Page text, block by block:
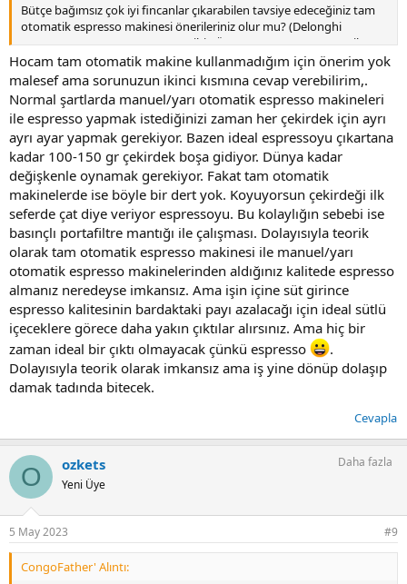
Bütçe bağımsız çok iyi fincanlar çıkarabilen tavsiye edeceğiniz tam
otomatik espresso makinesi önerileriniz olur mu? (Delonghi
Maestosa EPAM960.75.GLM vs gibi). Üst segment tam otomatik
espresso makineleri kullanıldığı durumda, hala manuel makinelere
dönülmesini gerektiren, eksik kalan bir konu oluyor mu acaba?
Şimdiden konuya cevapları ile katkı verecek herekse teşekkür
ederim.
Hocam tam otomatik makine kullanmadığım için önerim yok
malesef ama sorunuzun ikinci kısmına cevap verebilirim,.
Normal şartlarda manuel/yarı otomatik espresso makineleri
ile espresso yapmak istediğinizi zaman her çekirdek için ayrı
ayrı ayar yapmak gerekiyor. Bazen ideal espressoyu çıkartana
kadar 100-150 gr çekirdek boşa gidiyor. Dünya kadar
değişkenle oynamak gerekiyor. Fakat tam otomatik
makinelerde ise böyle bir dert yok. Koyuyorsun çekirdeği ilk
seferde çat diye veriyor espressoyu. Bu kolaylığın sebebi ise
basınçlı portafiltre mantığı ile çalışması. Dolayısıyla teorik
olarak tam otomatik espresso makinesi ile manuel/yarı
otomatik espresso makinelerinden aldığınız kalitede espresso
almanız neredeyse imkansız. Ama işin içine süt girince
espresso kalitesinin bardaktaki payı azalacağı için ideal sütlü
içeceklere görece daha yakın çıktılar alırsınız. Ama hiç bir
zaman ideal bir çıktı olmayacak çünkü espresso
.
Dolayısıyla teorik olarak imkansız ama iş yine dönüp dolaşıp
damak tadında bitecek.
Cevapla
O ozkets
Yeni Üye
Daha fazla
5 May 2023 #9
CongoFather' Alıntı: